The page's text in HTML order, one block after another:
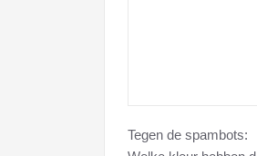
Tegen de spambots: